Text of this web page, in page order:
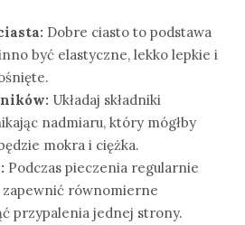
Dobre ciasto to podstawa
być elastyczne, lekko lepkie i
Układaj składniki
nadmiaru, który mógłby
mokra i ciężka.
Podczas pieczenia regularnie
zapewnić równomierne
przypalenia jednej strony.